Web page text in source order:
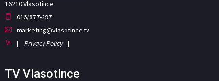
16210 Vlasotince
016/877-297
marketing@vlasotince.tv
[ Privacy Policy ]
TV Vlasotince